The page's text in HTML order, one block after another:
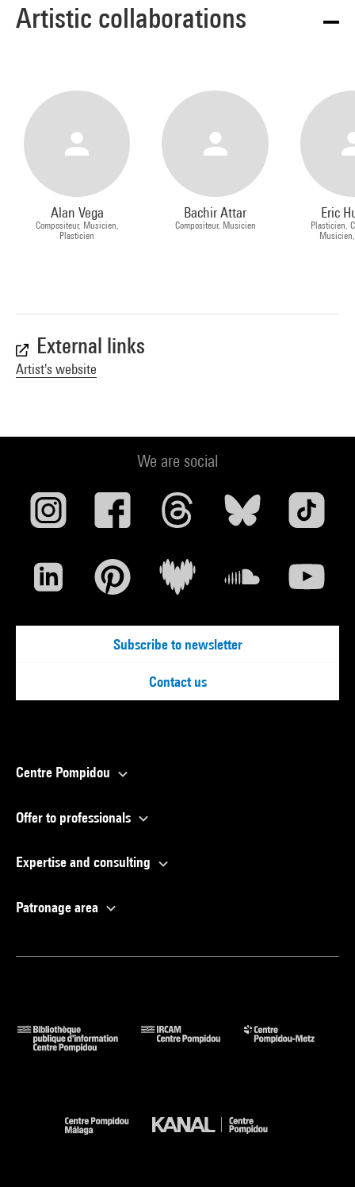
Artistic collaborations
Alan Vega
Compositeur, Musicien,
Plasticien
Bachir Attar
Compositeur, Musicien
Eric
Plasticien,
External links
Artist's website
We are social
Subscribe to newsletter
Contact us
Centre Pompidou
Offer to professionals
Expertise and consulting
Patronage area